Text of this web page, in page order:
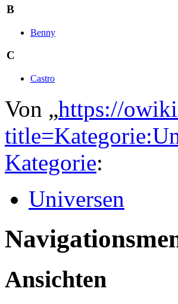
B
Benny
C
Castro
Von „https://
Kategorie:
Universen
Ansichten